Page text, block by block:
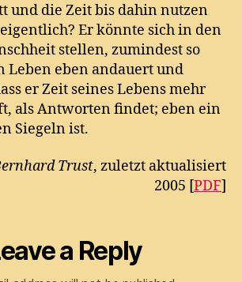
und die Zeit bis dahin nutzen
Er könnte sich in den
stellen, zumindest so
Leben eben andauert und
er Zeit seines Lebens mehr
als Antworten findet; eben ein
Siegeln ist.
Trust, zuletzt aktualisiert
2005 [PDF]
a Reply